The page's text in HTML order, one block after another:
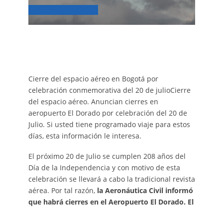
Cierre del espacio aéreo en Bogotá por
celebración conmemorativa del 20 de julioCierre
del espacio aéreo. Anuncian cierres en
aeropuerto El Dorado por celebración del 20 de
Julio. Si usted tiene programado viaje para estos
días, esta información le interesa.
El próximo 20 de Julio se cumplen 208 años del
Día de la Independencia y con motivo de esta
celebración se llevará a cabo la tradicional revista
aérea. Por tal razón, la Aeronáutica Civil informó
que habrá cierres en el Aeropuerto El Dorado. El